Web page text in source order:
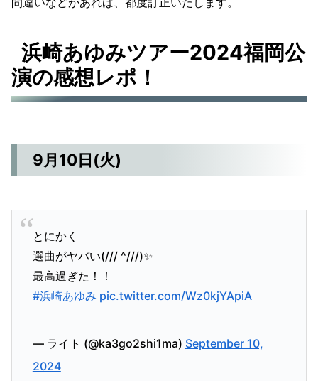
浜崎あゆみツアー2024福岡公
演の感想レポ！
9月10日(火)
とにかく
選曲がヤバい(/// ^///)✨️
最高過ぎた！！
#浜崎あゆみ pic.twitter.com/Wz0kjYApiA
— ライト (@ka3go2shi1ma) September 10,
2024